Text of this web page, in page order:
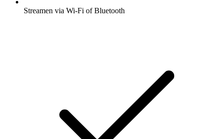
Streamen via Wi-Fi of Bluetooth